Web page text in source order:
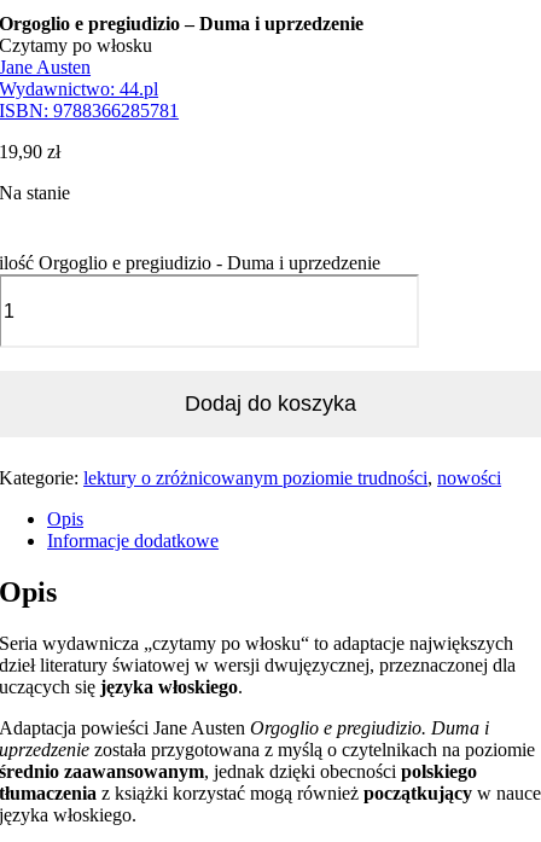
Orgoglio e pregiudizio – Duma i uprzedzenie
Czytamy po włosku
Jane Austen
Wydawnictwo:44.pl
ISBN:9788366285781
19,90zł
Na stanie
ilość Orgoglio e pregiudizio - Duma i uprzedzenie
Dodaj do koszyka
Kategorie:lektury o zróżnicowanym poziomie trudności,nowości
Opis
Informacje dodatkowe
Opis
Seria wydawnicza „czytamy po włosku“ to adaptacje największych
dzieł literatury światowej w wersji dwujęzycznej, przeznaczonej dla
uczących sięjęzyka włoskiego.
Adaptacja powieści Jane AustenOrgoglio e pregiudizio. Duma i
uprzedzenie została przygotowana z myślą o czytelnikach na poziomie
średnio zaawansowanym, jednak dzięki obecnościpolskiego
tłumaczenia z książki korzystać mogą równieżpoczątkujący w nauce
języka włoskiego.